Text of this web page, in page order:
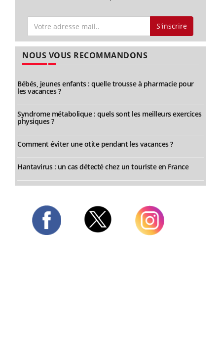
S'inscrire
NOUS VOUS RECOMMANDONS
Bébés, jeunes enfants : quelle trousse à pharmacie pour
les vacances ?
Syndrome métabolique : quels sont les meilleurs exercices
physiques ?
Comment éviter une otite pendant les vacances ?
Hantavirus : un cas détecté chez un touriste en France